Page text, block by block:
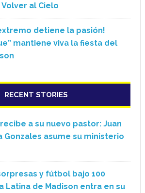
al Cielo
detiene la pasión!
mantiene viva la fiesta del
RECENT STORIES
a su nuevo pastor: Juan
Gonzales asume su ministerio
y fútbol bajo 100
Latina de Madison entra en su